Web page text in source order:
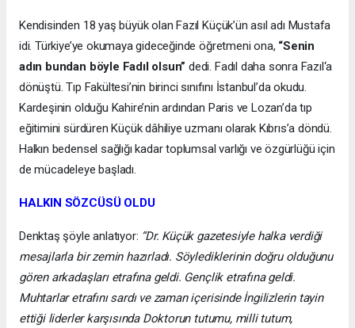
Kendisinden 18 yaş büyük olan Fazıl Küçük’ün asıl adı Mustafa
idi. Türkiye’ye okumaya gideceğinde öğretmeni ona, “Senin
adın bundan böyle Fadıl olsun” dedi. Fadıl daha sonra Fazıl‘a
dönüştü. Tıp Fakültesi’nin birinci sınıfını İstanbul’da okudu.
Kardeşinin olduğu Kahire’nin ardından Paris ve Lozan’da tıp
eğitimini sürdüren Küçük dâhiliye uzmanı olarak Kıbrıs’a döndü.
Halkın bedensel sağlığı kadar toplumsal varlığı ve özgürlüğü için
de mücadeleye başladı.
HALKIN SÖZCÜSÜ OLDU
Denktaş şöyle anlatıyor: “Dr. Küçük gazetesiyle halka verdiği
mesajlarla bir zemin hazırladı. Söylediklerinin doğru olduğunu
gören arkadaşları etrafına geldi. Gençlik etrafına geldi.
Muhtarlar etrafını sardı ve zaman içerisinde İngilizlerin tayin
ettiği liderler karşısında Doktorun tutumu, milli tutum,